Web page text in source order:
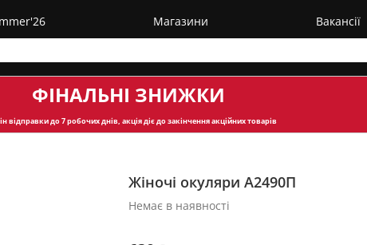
Магазини Вакансії
ФІНАЛЬНІ ЗНИЖКИ
відправкидо 7 робочих днів, акція діє до закінчення акційних товарів
Жіночі окуляри A2490П
Немає в наявності